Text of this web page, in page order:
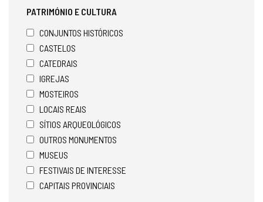
PATRIMÓNIO E CULTURA
CONJUNTOS HISTÓRICOS
CASTELOS
CATEDRAIS
IGREJAS
MOSTEIROS
LOCAIS REAIS
SÍTIOS ARQUEOLÓGICOS
OUTROS MONUMENTOS
MUSEUS
FESTIVAIS DE INTERESSE
CAPITAIS PROVINCIAIS